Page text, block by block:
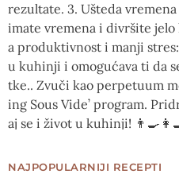
NAJPOPULARNIJI RECEPTI